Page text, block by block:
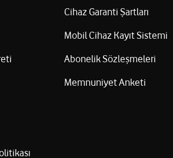
Cihaz Garanti Şartları
Mobil Cihaz Kayıt Sistemi
Abonelik Sözleşmeleri
Memnuniyet Anketi